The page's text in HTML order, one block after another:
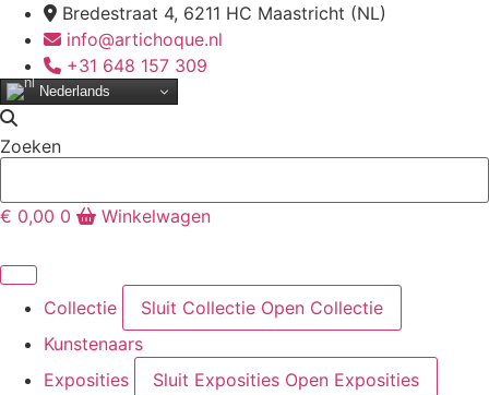
naar
inhoud
Bredestraat 4, 6211 HC Maastricht (NL)
info@artichoque.nl
+31 648 157 309
Nederlands
Zoeken
€ 0,00 0 Winkelwagen
Collectie Sluit Collectie Open Collectie
Kunstenaars
Exposities
Sluit Exposities Open Exposities